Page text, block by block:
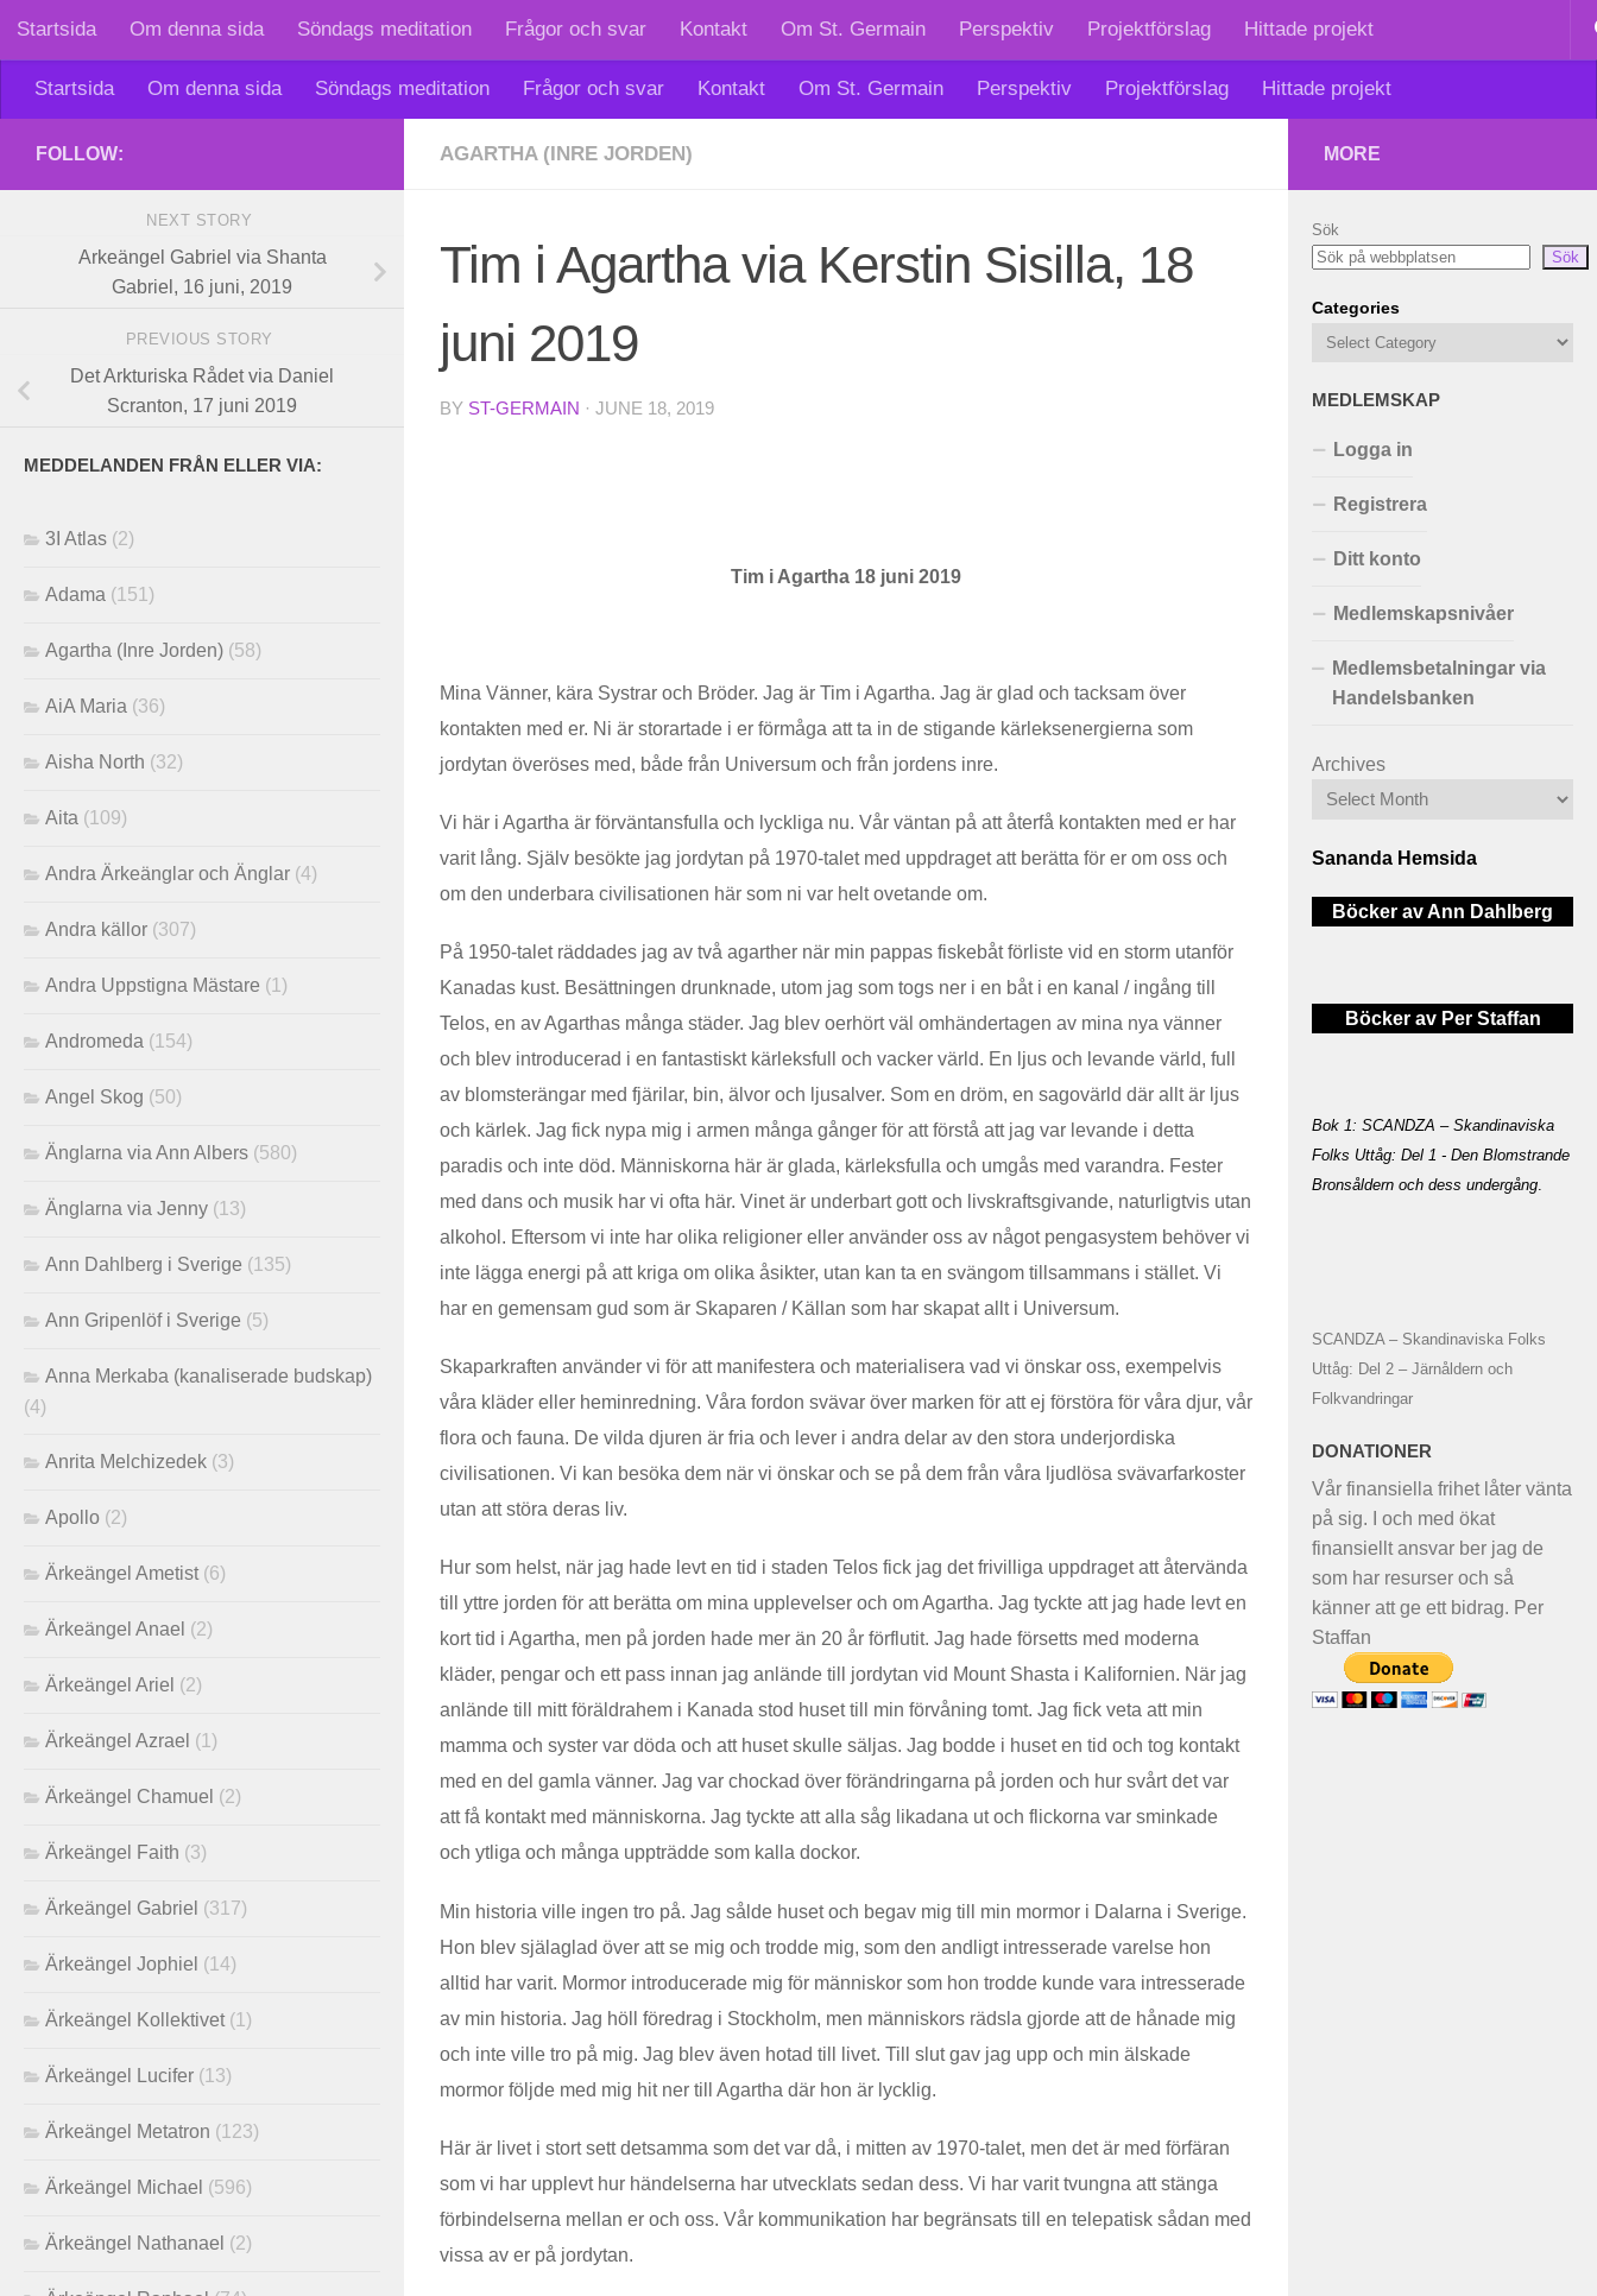
Skip to content
Startsida Om denna sida Söndags meditation Frågor och svar Kontakt Om St. Germain Perspektiv Projektförslag Hittade projekt
Startsida Om denna sida Söndags meditation Frågor och svar Kontakt Om St. Germain Perspektiv Projektförslag Hittade projekt
AGARTHA (INRE JORDEN)
Tim i Agartha via Kerstin Sisilla, 18
juni 2019
BY ST-GERMAIN · JUNE 18, 2019
Tim i Agartha 18 juni 2019
Mina Vänner, kära Systrar och Bröder. Jag är Tim i Agartha. Jag är glad och tacksam över
kontakten med er. Ni är storartade i er förmåga att ta in de stigande kärleksenergierna som
jordytan överöses med, både från Universum och från jordens inre.
Vi här i Agartha är förväntansfulla och lyckliga nu. Vår väntan på att återfå kontakten med er har
varit lång. Själv besökte jag jordytan på 1970-talet med uppdraget att berätta för er om oss och
om den underbara civilisationen här som ni var helt ovetande om.
På 1950-talet räddades jag av två agarther när min pappas fiskebåt förliste vid en storm utanför
Kanadas kust. Besättningen drunknade, utom jag som togs ner i en båt i en kanal / ingång till
Telos, en av Agarthas många städer. Jag blev oerhört väl omhändertagen av mina nya vänner
och blev introducerad i en fantastiskt kärleksfull och vacker värld. En ljus och levande värld, full
av blomsterängar med fjärilar, bin, älvor och ljusalver. Som en dröm, en sagovärld där allt är ljus
och kärlek. Jag fick nypa mig i armen många gånger för att förstå att jag var levande i detta
paradis och inte död. Människorna här är glada, kärleksfulla och umgås med varandra. Fester
med dans och musik har vi ofta här. Vinet är underbart gott och livskraftsgivande, naturligtvis utan
alkohol. Eftersom vi inte har olika religioner eller använder oss av något pengasystem behöver vi
inte lägga energi på att kriga om olika åsikter, utan kan ta en svängom tillsammans i stället. Vi
har en gemensam gud som är Skaparen / Källan som har skapat allt i Universum.
Skaparkraften använder vi för att manifestera och materialisera vad vi önskar oss, exempelvis
våra kläder eller heminredning. Våra fordon svävar över marken för att ej förstöra för våra djur, vår
flora och fauna. De vilda djuren är fria och lever i andra delar av den stora underjordiska
civilisationen. Vi kan besöka dem när vi önskar och se på dem från våra ljudlösa svävarfarkoster
utan att störa deras liv.
Hur som helst, när jag hade levt en tid i staden Telos fick jag det frivilliga uppdraget att återvända
till yttre jorden för att berätta om mina upplevelser och om Agartha. Jag tyckte att jag hade levt en
kort tid i Agartha, men på jorden hade mer än 20 år förflutit. Jag hade försetts med moderna
kläder, pengar och ett pass innan jag anlände till jordytan vid Mount Shasta i Kalifornien. När jag
anlände till mitt föräldrahem i Kanada stod huset till min förvåning tomt. Jag fick veta att min
mamma och syster var döda och att huset skulle säljas. Jag bodde i huset en tid och tog kontakt
med en del gamla vänner. Jag var chockad över förändringarna på jorden och hur svårt det var
att få kontakt med människorna. Jag tyckte att alla såg likadana ut och flickorna var sminkade
och ytliga och många uppträdde som kalla dockor.
Min historia ville ingen tro på. Jag sålde huset och begav mig till min mormor i Dalarna i Sverige.
Hon blev själaglad över att se mig och trodde mig, som den andligt intresserade varelse hon
alltid har varit. Mormor introducerade mig för människor som hon trodde kunde vara intresserade
av min historia. Jag höll föredrag i Stockholm, men människors rädsla gjorde att de hånade mig
och inte ville tro på mig. Jag blev även hotad till livet. Till slut gav jag upp och min älskade
mormor följde med mig hit ner till Agartha där hon är lycklig.
Här är livet i stort sett detsamma som det var då, i mitten av 1970-talet, men det är med förfäran
som vi har upplevt hur händelserna har utvecklats sedan dess. Vi har varit tvungna att stänga
förbindelserna mellan er och oss. Vår kommunikation har begränsats till en telepatisk sådan med
vissa av er på jordytan.
FOLLOW:
NEXT STORY
Arkeängel Gabriel via Shanta
Gabriel, 16 juni, 2019
PREVIOUS STORY
Det Arkturiska Rådet via Daniel
Scranton, 17 juni 2019
MEDDELANDEN FRÅN ELLER VIA:
3I Atlas (2)
Adama (151)
Agartha (Inre Jorden) (58)
AiA Maria (36)
Aisha North (32)
Aita (109)
Andra Ärkeänglar och Änglar (4)
Andra källor (307)
Andra Uppstigna Mästare (1)
Andromeda (154)
Angel Skog (50)
Änglarna via Ann Albers (580)
Änglarna via Jenny (13)
Ann Dahlberg i Sverige (135)
Ann Gripenlöf i Sverige (5)
Anna Merkaba (kanaliserade budskap)
(4)
Anrita Melchizedek (3)
Apollo (2)
Ärkeängel Ametist (6)
Ärkeängel Anael (2)
Ärkeängel Ariel (2)
Ärkeängel Azrael (1)
Ärkeängel Chamuel (2)
Ärkeängel Faith (3)
Ärkeängel Gabriel (317)
Ärkeängel Jophiel (14)
Ärkeängel Kollektivet (1)
Ärkeängel Lucifer (13)
Ärkeängel Metatron (123)
Ärkeängel Michael (596)
Ärkeängel Nathanael (2)
MORE
Sök
Sök
Categories
MEDLEMSKAP
Logga in
Registrera
Ditt konto
Medlemskapsnivåer
Medlemsbetalningar via
Handelsbanken
Archives
Sananda Hemsida
Böcker av Ann Dahlberg
Böcker av Per Staffan
Bok 1: SCANDZA – Skandinaviska
Folks Uttåg: Del 1 - Den Blomstrande
Bronsåldern och dess undergång.
SCANDZA – Skandinaviska Folks
Uttåg: Del 2 – Järnåldern och
Folkvandringar
DONATIONER
Vår finansiella frihet låter vänta
på sig. I och med ökat
finansiellt ansvar ber jag de
som har resurser och så
känner att ge ett bidrag. Per
Staffan